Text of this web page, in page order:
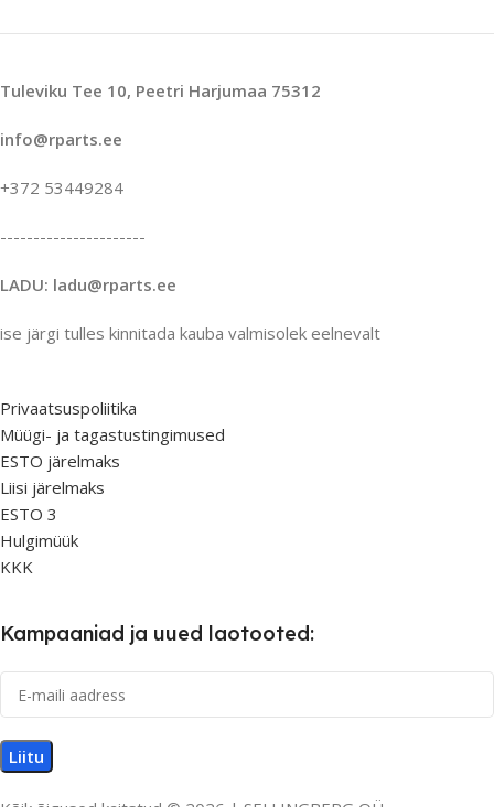
Tuleviku Tee 10, Peetri Harjumaa 75312
info@rparts.ee
+372 53449284
----------------------
LADU: ladu@rparts.ee
ise järgi tulles kinnitada kauba valmisolek eelnevalt
Privaatsuspoliitika
Müügi- ja tagastustingimused
ESTO järelmaks
Liisi järelmaks
ESTO 3
Hulgimüük
KKK
Kampaaniad ja uued laotooted: